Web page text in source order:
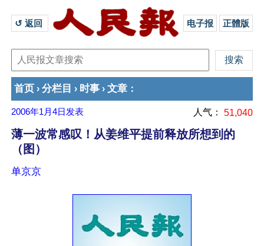
↺ 返回 电子报 正體版
首页 › 分栏目 › 时事 › 文章 ：
2006年1月4日 发表 人气： 51,040
薄一波常感叹！从姜维平提前释放所想到的
（图）
单京京